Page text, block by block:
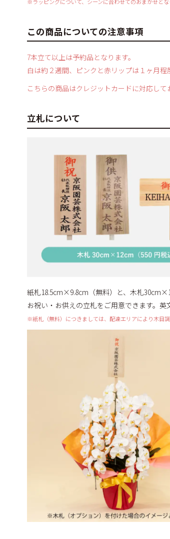
この商品についての注意事項
7本立て以上は予約品となります。
白は約２週間、ピンクと赤リップは１ヶ月程
こちらの商品はクレジットカードに対応して
立札について
紙札18.5cm×9.8cm（無料）と、木札
お祝い・お供えの立札をご用意できます。英
※紙札（無料）につきましては、配達エリアにより木目